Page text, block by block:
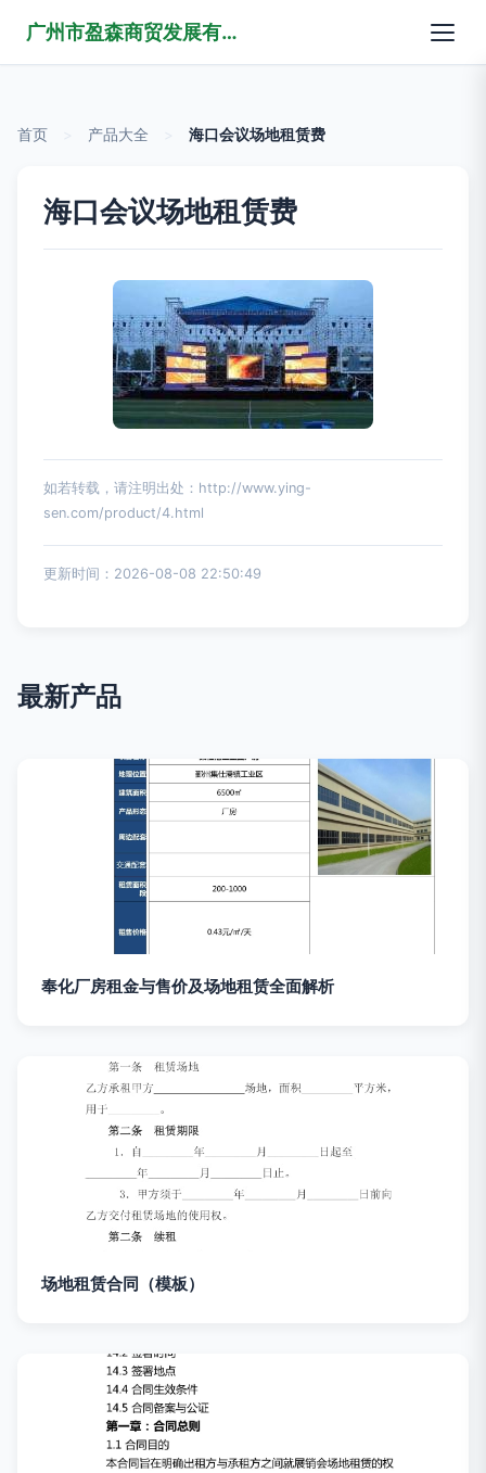
广州市盈森商贸发展有限公司
首页 产品大全 海口会议场地租赁费
海口会议场地租赁费
如若转载，请注明出处：http://www.ying-
sen.com/product/4.html
更新时间：2026-08-08 22:50:49
最新产品
奉化厂房租金与售价及场地租赁全面解析
场地租赁合同（模板）